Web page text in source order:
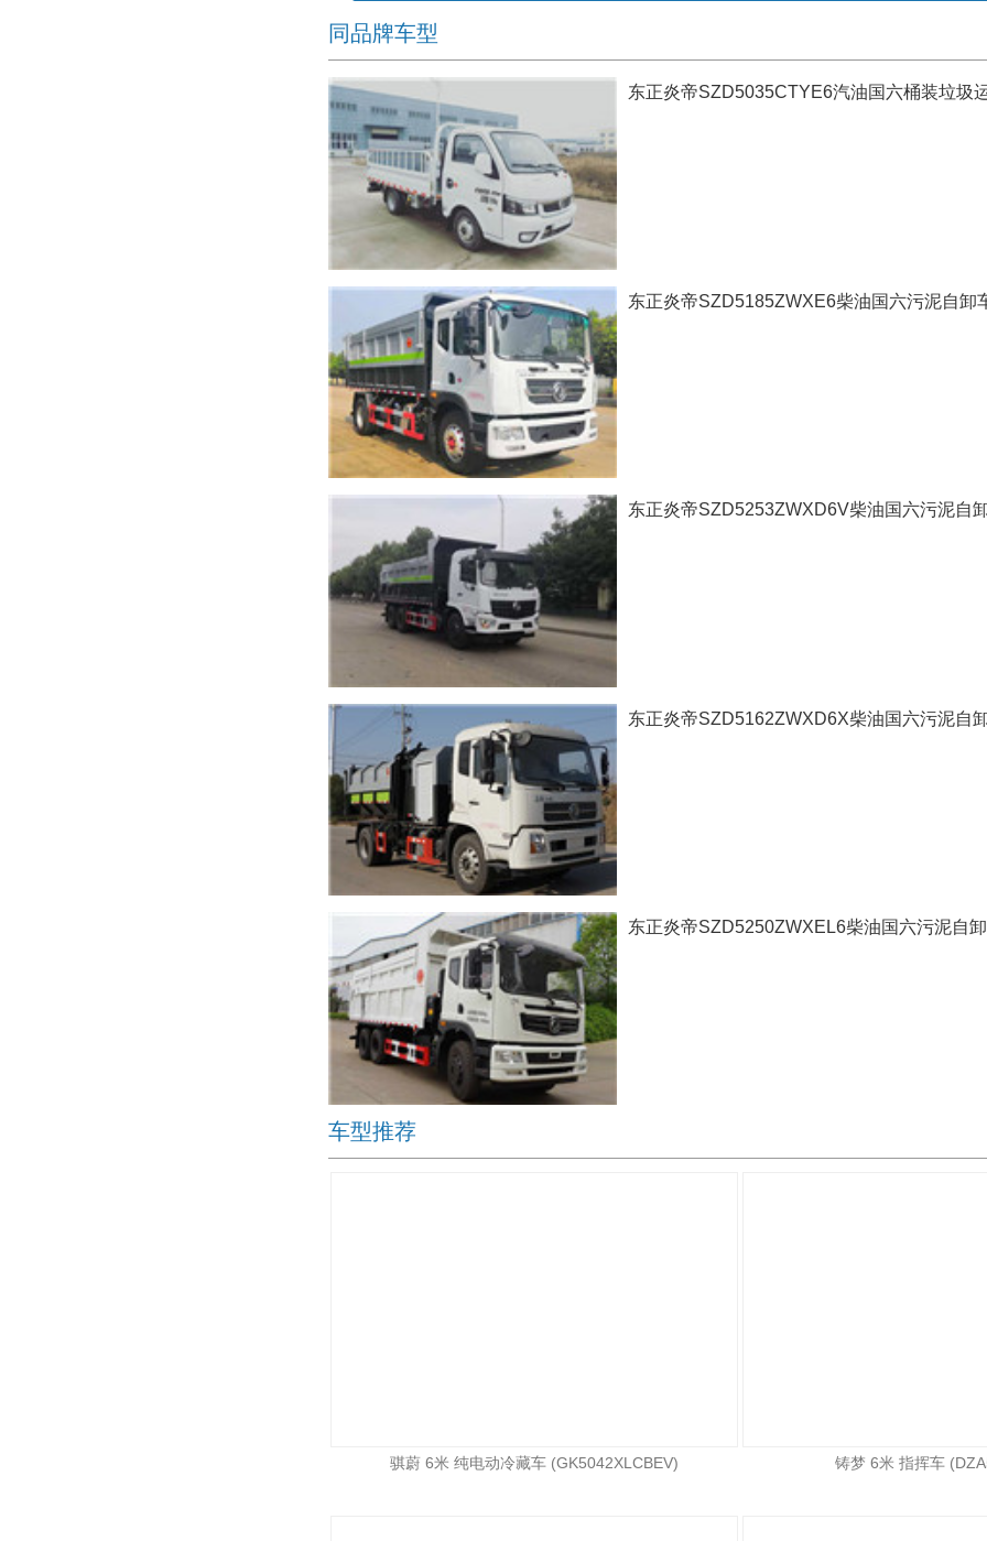
同品牌车型
东正炎帝SZD5035CTYE6汽油国六桶装垃圾
东正炎帝SZD5185ZWXE6柴油国六污泥自卸
东正炎帝SZD5253ZWXD6V柴油国六污泥自
东正炎帝SZD5162ZWXD6X柴油国六污泥自
东正炎帝SZD5250ZWXEL6柴油国六污泥自
车型推荐
骐蔚 6米 纯电动冷藏车 (GK5042XLCBEV) 铸梦 6米 指挥车